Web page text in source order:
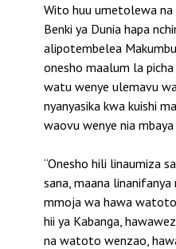
Wito huu umetolewa na
Benki ya Dunia hapa
alipotembelea
onesho maalum la
watu wenye ulemavu
nyanyasika kwa kuishi
waovu wenye nia
“Onesho hili linaumiza
sana, maana linanifanya
mmoja wa hawa
hii ya Kabanga,
na watoto wenzao,